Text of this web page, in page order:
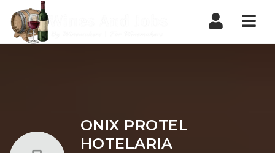
ONIX PROTEL
HOTELARIA